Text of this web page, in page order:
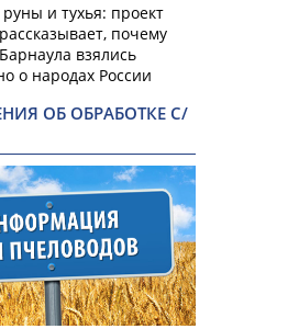
и тухья: проект
почему
взялись
о народах России
ОБ ОБРАБОТКЕ С/